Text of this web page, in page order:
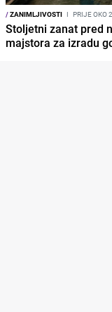
/ZANIMLJIVOSTI I PRIJE OKO
Stoljetni zanat pred
majstora za izradu